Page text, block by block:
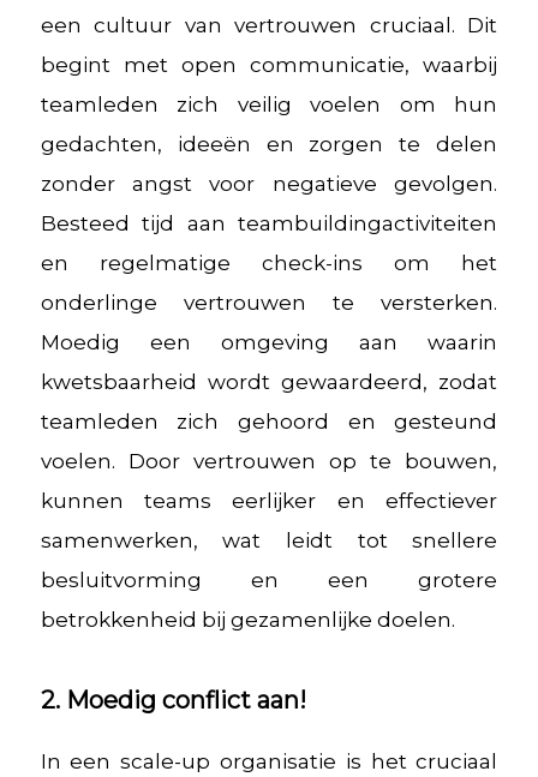
een cultuur van vertrouwen cruciaal. Dit
begint met open communicatie, waarbij
teamleden zich veilig voelen om hun
gedachten, ideeën en zorgen te delen
zonder angst voor negatieve gevolgen.
Besteed tijd aan teambuildingactiviteiten
en regelmatige check-ins om het
onderlinge vertrouwen te versterken.
Moedig een omgeving aan waarin
kwetsbaarheid wordt gewaardeerd, zodat
teamleden zich gehoord en gesteund
voelen. Door vertrouwen op te bouwen,
kunnen teams eerlijker en effectiever
samenwerken, wat leidt tot snellere
besluitvorming en een grotere
betrokkenheid bij gezamenlijke doelen.
2. Moedig conflict aan!
In een scale-up organisatie is het cruciaal